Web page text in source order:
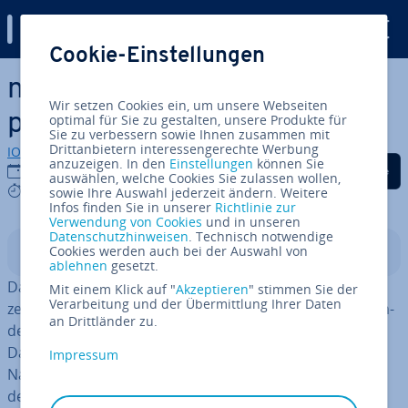
Zum Haupt­in­halt springen
nslookup: So funk­tio­niert der
prak­ti­sche DNS-Check
IONOS Redaktion
05.03.2019
9 mins
Auf Facebook teilen
Auf Twitter teilen
Auf LinkedIn
In­halts­ver­zeich­nis
Das Domain Name System(DNS) hat als zentraler Ver­
zeich­nis­dienst für Netz­werk­adres­sen einen ent­schei­den­
den Anteil am Erfolg von Internet und World Wide Web:
Das
Netz aus weltweit ver­teil­ten DNS-Servern
Name­ser­ver) sorgt un­er­läss­lich dafür, dass die Namen
der ver­schie­de­nenNetz­werk­teil­neh­mer und -an­wen­
Cookie-Einstellungen
Wir setzen Cookies ein, um unsere Webseiten
optimal für Sie zu gestalten, unsere Produkte für
Sie zu verbessern sowie Ihnen zusammen mit
Drittanbietern interessengerechte Werbung
anzuzeigen. In den Einstellungen können Sie
auswählen, welche Cookies Sie zulassen wollen,
sowie Ihre Auswahl jederzeit ändern. Weitere
Infos finden Sie in unserer Richtlinie zur
Verwendung von Cookies und in unseren
Datenschutzhinweisen. Technisch notwendige
Cookies werden auch bei der Auswahl von
ablehnen gesetzt.
Mit einem Klick auf "Akzeptieren" stimmen Sie der
Verarbeitung und der Übermittlung Ihrer Daten
an Drittländer zu.
Impressum